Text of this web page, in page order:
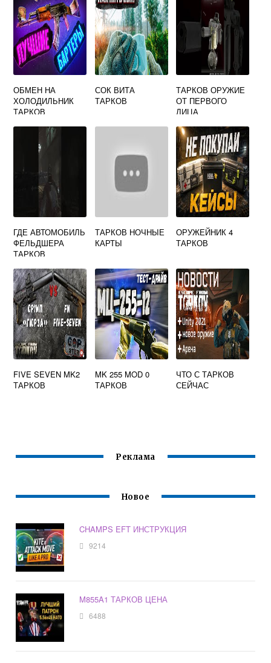
ОБМЕН НА
ХОЛОДИЛЬНИК
ТАРКОВ
СОК ВИТА
ТАРКОВ
ТАРКОВ ОРУЖИЕ
ОТ ПЕРВОГО
ЛИЦА
ГДЕ АВТОМОБИЛЬ
ФЕЛЬДШЕРА
ТАРКОВ
ТАРКОВ НОЧНЫЕ
КАРТЫ
ОРУЖЕЙНИК 4
ТАРКОВ
FIVE SEVEN MK2
ТАРКОВ
MK 255 MOD 0
ТАРКОВ
ЧТО С ТАРКОВ
СЕЙЧАС
Реклама
Новое
CHAMPS EFT ИНСТРУКЦИЯ
9214
M855A1 ТАРКОВ ЦЕНА
6488